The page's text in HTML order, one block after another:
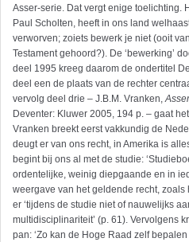
Asser-serie. Dat vergt enige toelichting.
Paul Scholten, heeft in ons land
verworven; zoiets bewerk je niet (ooit
Testament gehoord?). De ‘bewerking’
deel 1995 kreeg daarom de ondertitel
deel een de plaats van de rechter
vervolg deel drie – J.B.M. Vranken,
Deventer: Kluwer 2005, 194 p. – gaat
Vranken breekt eerst vakkundig de
deugt er van ons recht, in Amerika is
begint bij ons al met de studie:
ordentelijke, weinig diepgaande en in
weergave van het geldende recht, zoals
er ‘tijdens de studie niet of nauwelijks
multidisciplinariteit’ (p. 61). Vervolgens
pan: ‘Zo kan de Hoge Raad zelf